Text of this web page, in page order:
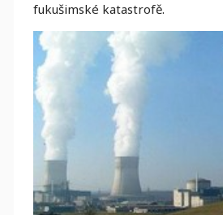
fukušimské katastrofě.